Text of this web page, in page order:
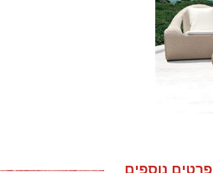
פרטים נוספים